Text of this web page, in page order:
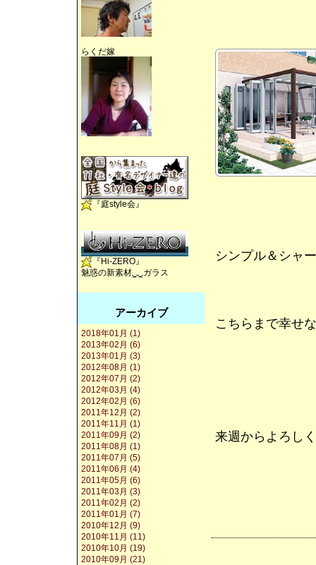
シンプル＆シャ
こちらまで幸せ
来週からよろし
らくだ嫁
『庭style会』
『Hi-ZERO』
魅惑の新素材
ガラス
アーカイブ
2018年01月 (1)
2013年02月 (6)
2013年01月 (3)
2012年08月 (1)
2012年07月 (2)
2012年03月 (4)
2012年02月 (6)
2011年12月 (2)
2011年11月 (1)
2011年09月 (2)
2011年08月 (1)
2011年07月 (5)
2011年06月 (4)
2011年05月 (6)
2011年03月 (3)
2011年02月 (2)
2011年01月 (7)
2010年12月 (9)
2010年11月 (11)
2010年10月 (19)
2010年09月 (21)